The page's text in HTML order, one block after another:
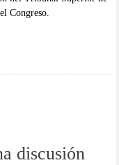
Congreso.
discusión